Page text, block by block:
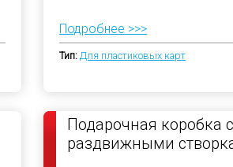
Подробнее >>>
Тип: Для пластиковых карт
Подарочная коробка с
раздвижными